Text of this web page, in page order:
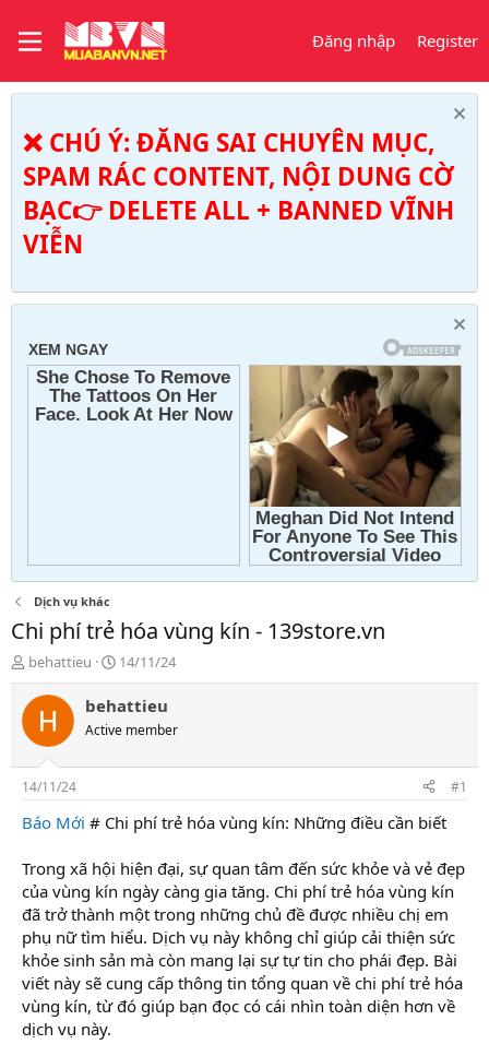
Đăng nhập Register
❌ CHÚ Ý: ĐĂNG SAI CHUYÊN MỤC,
SPAM RÁC CONTENT, NỘI DUNG CỜ
BẠC👉 DELETE ALL + BANNED VĨNH
VIỄN
Dịch vụ khác
Chi phí trẻ hóa vùng kín - 139store.vn
T
h
r
a
s
t
a
e
r
behattieu
N
g
à
g
14/11/24
behattieu
Active member
14/11/24 #1
Báo Mới # Chi phí trẻ hóa vùng kín: Những điều cần biết
Trong xã hội hiện đại, sự quan tâm đến sức khỏe và vẻ đẹp
của vùng kín ngày càng gia tăng. Chi phí trẻ hóa vùng kín
đã trở thành một trong những chủ đề được nhiều chị em
phụ nữ tìm hiểu. Dịch vụ này không chỉ giúp cải thiện sức
khỏe sinh sản mà còn mang lại sự tự tin cho phái đẹp. Bài
viết này sẽ cung cấp thông tin tổng quan về chi phí trẻ hóa
vùng kín, từ đó giúp bạn đọc có cái nhìn toàn diện hơn về
dịch vụ này.